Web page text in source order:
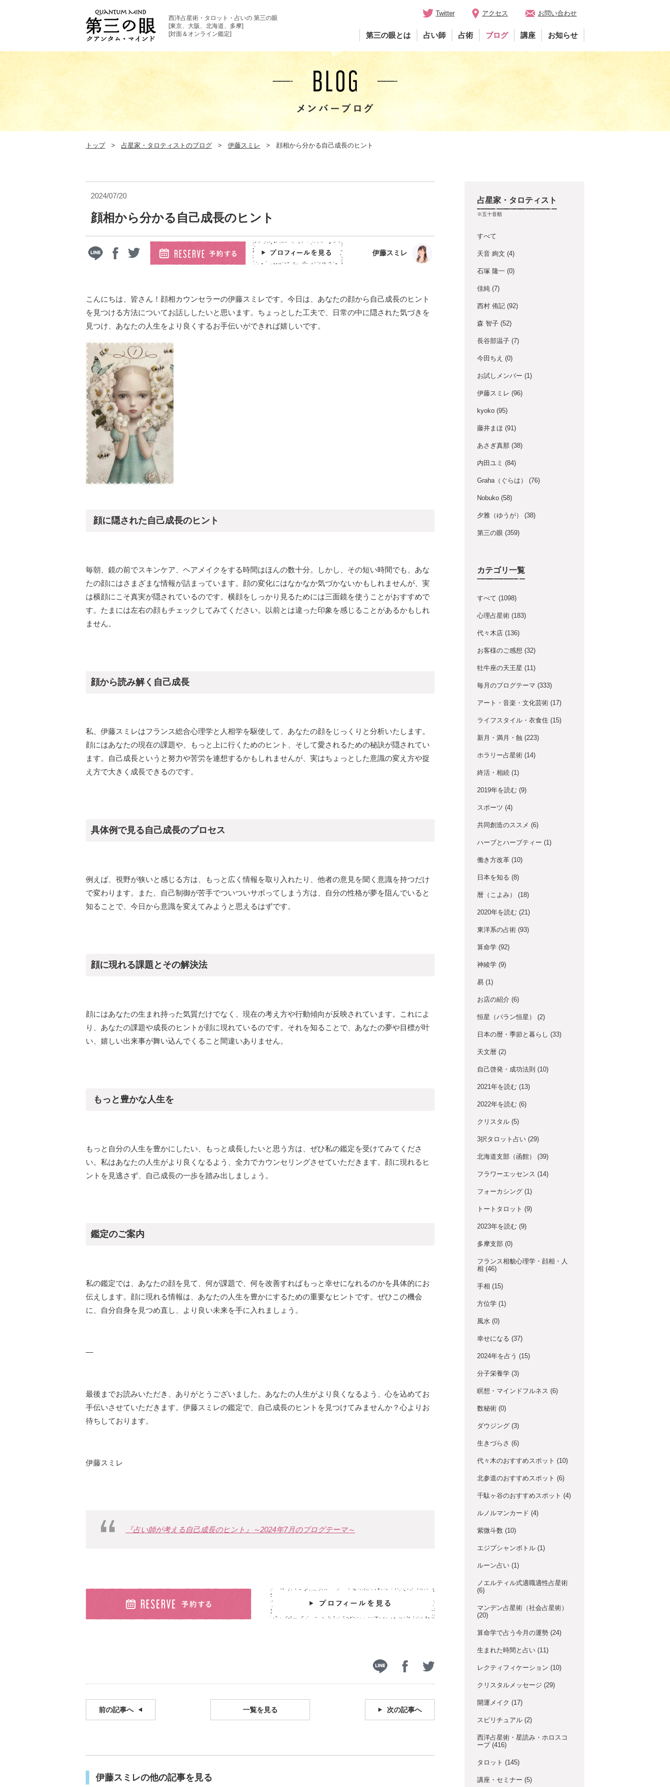
西洋占星術・タロット・占いの 第三の眼
[東京、大阪、北海道、多摩]
[対面＆オンライン鑑定]
Twitter アクセス お問い合わせ
第三の眼とは 占い師 占術 ブログ 講座 お知らせ
トップ 占星家・タロティストのブログ 伊藤スミレ 顔相から分かる自己成長のヒント
2024/07/20
顔相から分かる自己成長のヒント
伊藤スミレ
こんにちは、皆さん！顔相カウンセラーの伊藤スミレです。今日は、あなたの顔から自己成長のヒント
を見つける方法についてお話ししたいと思います。ちょっとした工夫で、日常の中に隠された気づきを
見つけ、あなたの人生をより良くするお手伝いができれば嬉しいです。
顔に隠された自己成長のヒント
毎朝、鏡の前でスキンケア、ヘアメイクをする時間はほんの数十分。しかし、その短い時間でも、あな
たの顔にはさまざまな情報が詰まっています。顔の変化にはなかなか気づかないかもしれませんが、実
は横顔にこそ真実が隠されているのです。横顔をしっかり見るためには三面鏡を使うことがおすすめで
す。たまには左右の顔もチェックしてみてください。以前とは違った印象を感じることがあるかもしれ
ません。
顔から読み解く自己成長
私、伊藤スミレはフランス総合心理学と人相学を駆使して、あなたの顔をじっくりと分析いたします。
顔にはあなたの現在の課題や、もっと上に行くためのヒント、そして愛されるための秘訣が隠されてい
ます。自己成長というと努力や苦労を連想するかもしれませんが、実はちょっとした意識の変え方や捉
え方で大きく成長できるのです。
具体例で見る自己成長のプロセス
例えば、視野が狭いと感じる方は、もっと広く情報を取り入れたり、他者の意見を聞く意識を持つだけ
で変わります。また、自己制御が苦手でついついサボってしまう方は、自分の性格が夢を阻んでいると
知ることで、今日から意識を変えてみようと思えるはずです。
顔に現れる課題とその解決法
顔にはあなたの生まれ持った気質だけでなく、現在の考え方や行動傾向が反映されています。これによ
り、あなたの課題や成長のヒントが顔に現れているのです。それを知ることで、あなたの夢や目標が叶
い、嬉しい出来事が舞い込んでくること間違いありません。
もっと豊かな人生を
もっと自分の人生を豊かにしたい、もっと成長したいと思う方は、ぜひ私の鑑定を受けてみてくださ
い。私はあなたの人生がより良くなるよう、全力でカウンセリングさせていただきます。顔に現れるヒ
ントを見逃さず、自己成長の一歩を踏み出しましょう。
鑑定のご案内
私の鑑定では、あなたの顔を見て、何が課題で、何を改善すればもっと幸せになれるのかを具体的にお
伝えします。顔に現れる情報は、あなたの人生を豊かにするための重要なヒントです。ぜひこの機会
に、自分自身を見つめ直し、より良い未来を手に入れましょう。
—
最後までお読みいただき、ありがとうございました。あなたの人生がより良くなるよう、心を込めてお
手伝いさせていただきます。伊藤スミレの鑑定で、自己成長のヒントを見つけてみませんか？心よりお
待ちしております。
伊藤スミレ
『占い師が考える自己成長のヒント』～2024年7月のブログテーマ～
前の記事へ 一覧を見る 次の記事へ
伊藤スミレの他の記事を見る
占星家・タロティスト
※五十音順
すべて
天音 絢文 (4)
石塚 隆一 (0)
佳純 (7)
西村 侑記 (92)
森 智子 (52)
長谷部温子 (7)
今田ちえ (0)
お試しメンバー (1)
伊藤スミレ (96)
kyoko (95)
藤井まほ (91)
あさぎ真那 (38)
内田ユミ (84)
Graha（ぐらは） (76)
Nobuko (58)
夕雅（ゆうが） (38)
第三の眼 (359)
カテゴリ一覧
すべて (1098)
心理占星術 (183)
代々木店 (136)
お客様のご感想 (32)
牡牛座の天王星 (11)
毎月のブログテーマ (333)
アート・音楽・文化芸術 (17)
ライフスタイル・衣食住 (15)
新月・満月・蝕 (223)
ホラリー占星術 (14)
終活・相続 (1)
2019年を読む (9)
スポーツ (4)
共同創造のススメ (6)
ハーブとハーブティー (1)
働き方改革 (10)
日本を知る (8)
暦（こよみ） (18)
2020年を読む (21)
東洋系の占術 (93)
算命学 (92)
神綾学 (9)
易 (1)
お店の紹介 (6)
恒星（パラン恒星） (2)
日本の暦・季節と暮らし (33)
天文暦 (2)
自己啓発・成功法則 (10)
2021年を読む (13)
2022年を読む (6)
クリスタル (5)
3択タロット占い (29)
北海道支部（函館） (39)
フラワーエッセンス (14)
フォーカシング (1)
トートタロット (9)
2023年を読む (9)
多摩支部 (0)
フランス相貌心理学・顔相・人
相 (46)
手相 (15)
方位学 (1)
風水 (0)
幸せになる (37)
2024年を占う (15)
分子栄養学 (3)
瞑想・マインドフルネス (6)
数秘術 (0)
ダウジング (3)
生きづらさ (6)
代々木のおすすめスポット (10)
北参道のおすすめスポット (6)
千駄ヶ谷のおすすめスポット (4)
ルノルマンカード (4)
紫微斗数 (10)
エジプシャンボトル (1)
ルーン占い (1)
ノエルティル式適職適性占星術
(6)
マンデン占星術（社会占星術）
(20)
算命学で占う今月の運勢 (24)
生まれた時間と占い (11)
レクティフィケーション (10)
クリスタルメッセージ (29)
開運メイク (17)
スピリチュアル (2)
西洋占星術・星読み・ホロスコ
ープ(416)
タロット (145)
講座・セミナー (5)